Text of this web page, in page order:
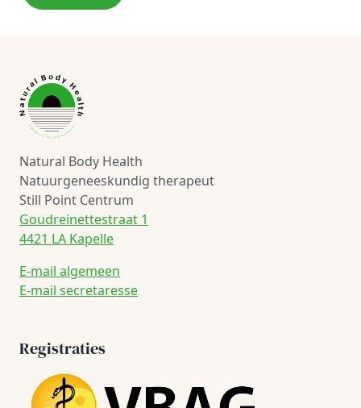
Natural Body Health
Natuurgeneeskundig therapeut
Still Point Centrum
Goudreinettestraat 1
4421 LA Kapelle
E-mail algemeen
E-mail secretaresse
Registraties